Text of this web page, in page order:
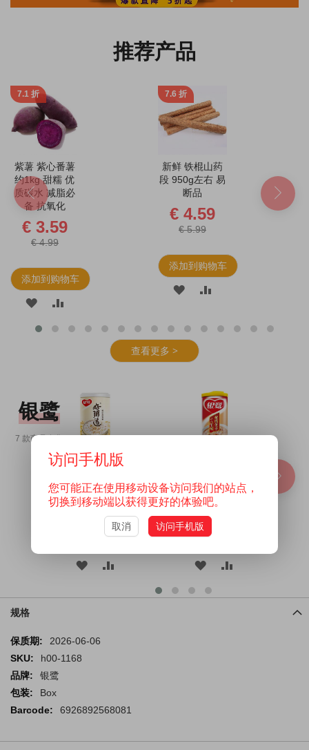
推荐产品
7.1 折
紫薯 紫心番薯
约1kg 甜糯 优
质碳水 减脂必
备 抗氧化
€ 3.59
€ 4.99
添加到购物车
7.6 折
新鲜 铁棍山药
段 950g左右 易
断品
€ 4.59
€ 5.99
添加到购物车
查看更多 >
银鹭
7 款商品在售
银鹭 好粥道
椰奶燕麦粥
280g
€ 1.69
添加到购物车
360g
€ 1.69
添加到购物车
规格
规
格
2026-06-06
h00-1168
银鹭
Box
6926892568081
访问手机版
您可能正在使用移动设备访问我们的站点，
切换到移动端以获得更好的体验吧。
取消 访问手机版